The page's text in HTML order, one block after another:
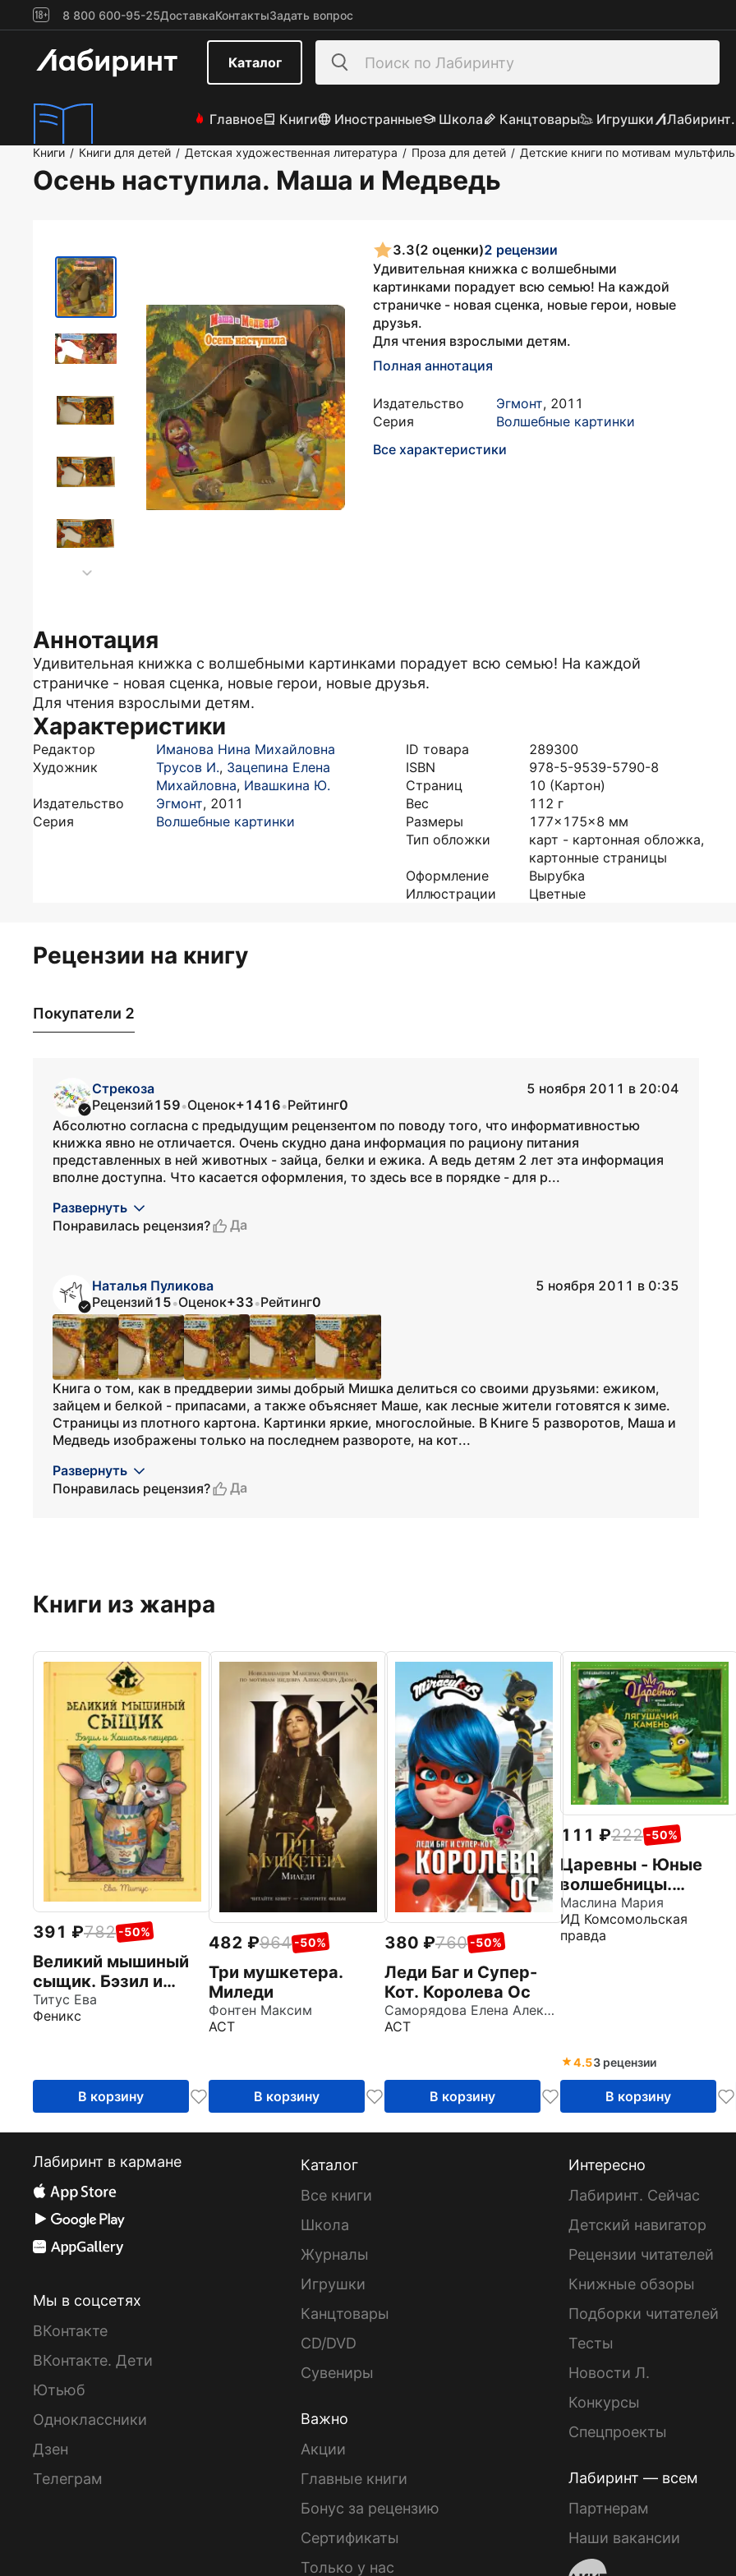
8 800 600-95-25ДоставкаКонтактыЗадать вопрос
Каталог
Главное Книги Иностранные Школа Канцтовары Игрушки
Книги / Книги для детей / Детская художественная литература / Проза для детей / Детские книги по мотивам
Осень наступила. Маша и Медведь
3.3(2 оценки)2 рецензии
Удивительная книжка с волшебными
картинками порадует всю семью! На каждой
страничке - новая сценка, новые герои, новые
друзья.
Для чтения взрослыми детям.
Полная аннотация
Издательство Эгмонт, 2011
Серия
Волшебные картинки
Все характеристики
Аннотация
Удивительная книжка с волшебными картинками порадует всю семью! На каждой
страничке - новая сценка, новые герои, новые друзья.
Для чтения взрослыми детям.
Характеристики
Редактор
Иманова Нина Михайловна
Художник
Трусов И., Зацепина Елена
Михайловна, Ивашкина Ю.
Издательство
Эгмонт, 2011
Серия
Волшебные картинки
ID товара
289300
ISBN
978-5-9539-5790-8
Страниц
10 (Картон)
Вес
112 г
Размеры
177x175x8 мм
Тип обложки
карт - картонная обложка,
картонные страницы
Оформление
Вырубка
Иллюстрации
Цветные
Рецензии на книгу
Покупатели 2
Стрекоза
5 ноября 2011 в 20:04
Рецензий159•Оценок+1416•Рейтинг0
Абсолютно согласна с предыдущим рецензентом по поводу того, что информативностью
книжка явно не отличается. Очень скудно дана информация по рациону питания
представленных в ней животных - зайца, белки и ежика. А ведь детям 2 лет эта информация
вполне доступна. Что касается оформления, то здесь все в порядке - для р...
Развернуть
Понравилась рецензия?
Да
Наталья Пуликова
5 ноября 2011 в 0:35
Рецензий15•Оценок+33•Рейтинг0
Книга о том, как в преддверии зимы добрый Мишка делиться со своими друзьями: ежиком,
зайцем и белкой - припасами, а также объясняет Маше, как лесные жители готовятся к зиме.
Страницы из плотного картона. Картинки яркие, многослойные. В Книге 5 разворотов, Маша и
Медведь изображены только на последнем развороте, на кот...
Развернуть
Понравилась рецензия?
Да
Книги из жанра
391 782 -50%
Великий мышиный
сыщик. Бэзил и
Кошачья пещера
Титус Ева
Феникс
В корзину
482 964 -50%
Три мушкетера.
Миледи
Фонтен Максим
АСТ
В корзину
380 760 -50%
Леди Баг и Супер-
Кот. Королева Ос
Саморядова Елена Александровна
АСТ
В корзину
111 222 -50%
Царевны - Юные
волшебницы.
Спецвыпуск №3,
июль - сентябрь
2021. История.
Маслина Мария
ИД Комсомольская
правда
4.53 рецензии
В корзину
Лабиринт в кармане
Мы в соцсетях
ВКонтакте
ВКонтакте. Дети
Ютьюб
Одноклассники
Дзен
Телеграм
Каталог
Все книги
Школа
Журналы
Игрушки
Канцтовары
CD/DVD
Сувениры
Важно
Акции
Главные книги
Бонус за рецензию
Сертификаты
Только у нас
Интересно
Лабиринт. Сейчас
Детский навигатор
Рецензии читателей
Книжные обзоры
Подборки читателей
Тесты
Новости Л.
Конкурсы
Спецпроекты
Лабиринт — всем
Партнерам
Наши вакансии